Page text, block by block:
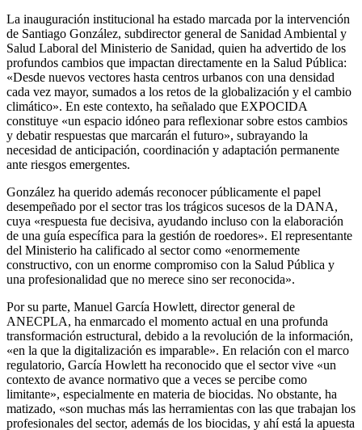
La inauguración institucional ha estado marcada por la intervención
de Santiago González, subdirector general de Sanidad Ambiental y
Salud Laboral del Ministerio de Sanidad, quien ha advertido de los
profundos cambios que impactan directamente en la Salud Pública:
«Desde nuevos vectores hasta centros urbanos con una densidad
cada vez mayor, sumados a los retos de la globalización y el cambio
climático». En este contexto, ha señalado que EXPOCIDA
constituye «un espacio idóneo para reflexionar sobre estos cambios
y debatir respuestas que marcarán el futuro», subrayando la
necesidad de anticipación, coordinación y adaptación permanente
ante riesgos emergentes.
González ha querido además reconocer públicamente el papel
desempeñado por el sector tras los trágicos sucesos de la DANA,
cuya «respuesta fue decisiva, ayudando incluso con la elaboración
de una guía específica para la gestión de roedores». El representante
del Ministerio ha calificado al sector como «enormemente
constructivo, con un enorme compromiso con la Salud Pública y
una profesionalidad que no merece sino ser reconocida».
Por su parte, Manuel García Howlett, director general de
ANECPLA, ha enmarcado el momento actual en una profunda
transformación estructural, debido a la revolución de la información,
«en la que la digitalización es imparable». En relación con el marco
regulatorio, García Howlett ha reconocido que el sector vive «un
contexto de avance normativo que a veces se percibe como
limitante», especialmente en materia de biocidas. No obstante, ha
matizado, «son muchas más las herramientas con las que trabajan los
profesionales del sector, además de los biocidas, y ahí está la apuesta